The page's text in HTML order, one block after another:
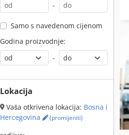
-
Samo s navedenom cijenom
Godina proizvodnje:
-
Lokacija
Vaša otkrivena lokacija: Bosna i
Hercegovina
(promijeniti)